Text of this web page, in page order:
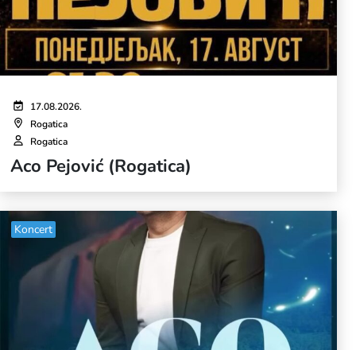
17.08.2026.
Rogatica
Rogatica
Aco Pejović (Rogatica)
Koncert